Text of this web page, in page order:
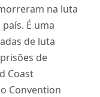
na luta
É uma
de luta
de
Coast
Convention